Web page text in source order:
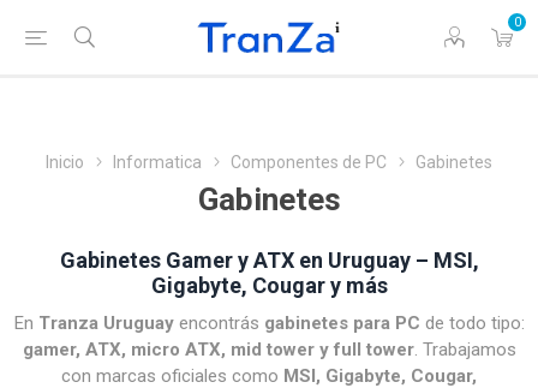
0
Inicio Informatica Componentes de PC Gabinetes
Gabinetes
Gabinetes Gamer y ATX en Uruguay – MSI,
Gigabyte, Cougar y más
En Tranza Uruguayencontrás gabinetes para PC de todo tipo:
gamer, ATX, micro ATX, mid tower y full tower. Trabajamos
con marcas oficiales como MSI, Gigabyte, Cougar,